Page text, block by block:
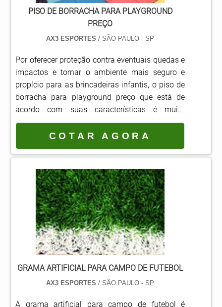
PISO DE BORRACHA PARA PLAYGROUND
PREÇO
AX3 ESPORTES / SÃO PAULO - SP
Por oferecer proteção contra eventuais quedas e
impactos e tornar o ambiente mais seguro e
propício para as brincadeiras infantis, o piso de
borracha para playground preço que está de
acordo com suas características é muito
procurado por condomínios, salas de jogos,
parques, buffets infantis, clubes de recreação e
muitos outros ambientes, que possuem esse
espaço de atividades para as crianças.
Produzido com a borracha que passa por
processo de reciclagem, o piso de borracha é
disponibilizado em.
COTAR AGORA
GRAMA ARTIFICIAL PARA CAMPO DE FUTEBOL
AX3 ESPORTES / SÃO PAULO - SP
A grama artificial para campo de futebol é